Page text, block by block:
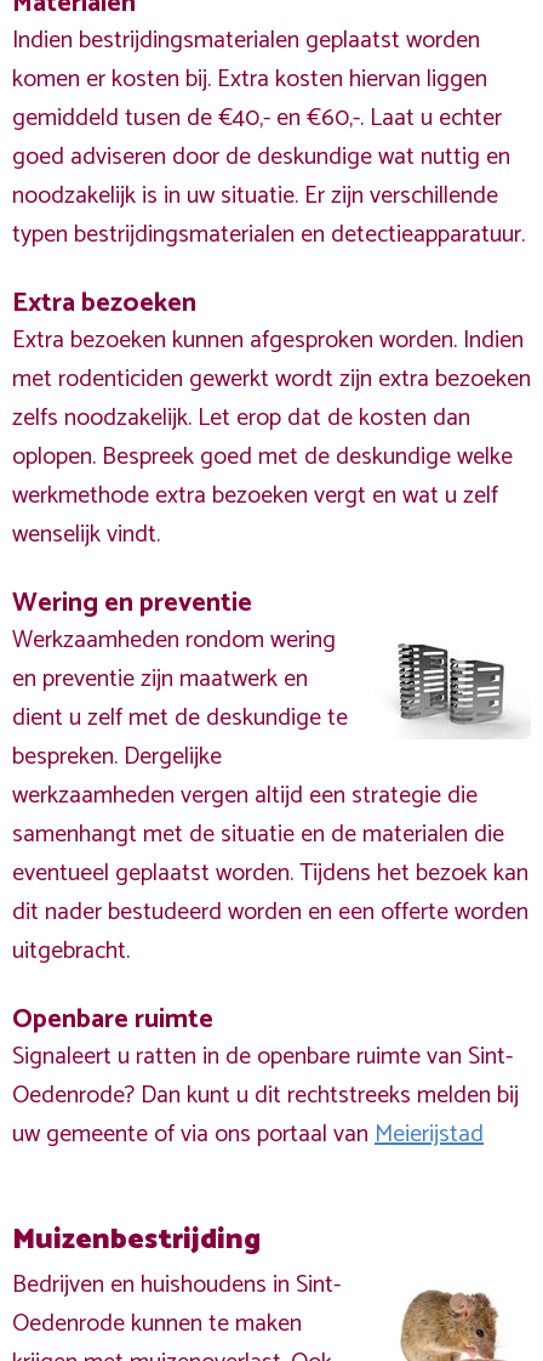
Indien bestrijdingsmaterialen geplaatst worden
komen er kosten bij. Extra kosten hiervan liggen
gemiddeld tusen de €40,- en €60,-. Laat u echter
goed adviseren door de deskundige wat nuttig en
noodzakelijk is in uw situatie. Er zijn verschillende
typen bestrijdingsmaterialen en detectieapparatuur.
Extra bezoeken
Extra bezoeken kunnen afgesproken worden. Indien
met rodenticiden gewerkt wordt zijn extra bezoeken
zelfs noodzakelijk. Let erop dat de kosten dan
oplopen. Bespreek goed met de deskundige welke
werkmethode extra bezoeken vergt en wat u zelf
wenselijk vindt.
Wering en preventie
Werkzaamheden rondom wering
en preventie zijn maatwerk en
dient u zelf met de deskundige te
bespreken. Dergelijke
werkzaamheden vergen altijd een strategie die
samenhangt met de situatie en de materialen die
eventueel geplaatst worden. Tijdens het bezoek kan
dit nader bestudeerd worden en een offerte worden
uitgebracht.
Openbare ruimte
Signaleert u ratten in de openbare ruimte van Sint-
Oedenrode? Dan kunt u dit rechtstreeks melden bij
uw gemeente of via ons portaal vanMeierijstad
Muizenbestrijding
Bedrijven en huishoudens in Sint-
Oedenrode kunnen te maken